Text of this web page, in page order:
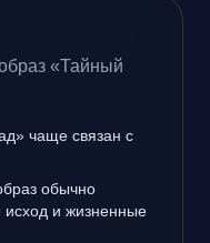
«Тайный
чаще связан с
обычно
исход и жизненные